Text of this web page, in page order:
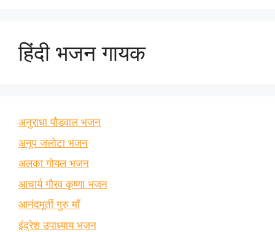
हिंदी भजन गायक
अनुराधा पौडवाल भजन
अनूप जलोटा भजन
अलका गोयल भजन
आचार्य गौरव कृष्णा भजन
आनंदमूर्ती गुरु माँ
इंद्रेश उपाध्याय भजन